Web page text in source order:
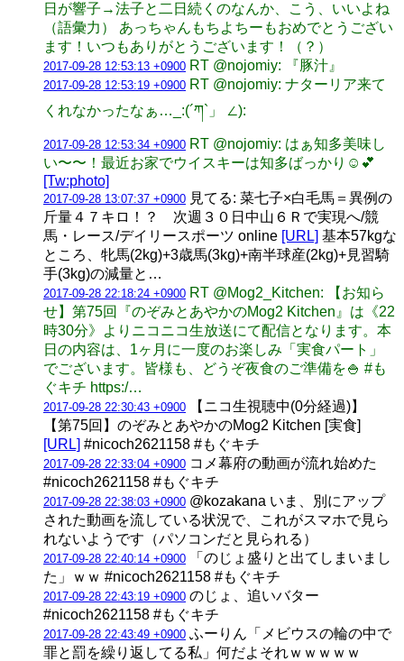
日が響子→法子と二日続くのなんか、こう、いいよね
（語彙力） あっちゃんもちよちーもおめでとうござい
ます！いつもありがとうございます！（？）
2017-09-28 12:53:13 +0900 RT @nojomiy: 『豚汁』
2017-09-28 12:53:19 +0900 RT @nojomiy: ナターリア来て
くれなかったなぁ…_:(´ཀ`」 ∠):
2017-09-28 12:53:34 +0900 RT @nojomiy: はぁ知多美味し
い〜〜！最近お家でウイスキーは知多ばっかり☺️💕
[Tw:photo]
2017-09-28 13:07:37 +0900 見てる: 菜七子×白毛馬＝異例の
斤量４７キロ！？ 次週３０日中山６Ｒで実現へ/競
馬・レース/デイリースポーツ online [URL] 基本57kgな
ところ、牝馬(2kg)+3歳馬(3kg)+南半球産(2kg)+見習騎
手(3kg)の減量と…
2017-09-28 22:18:24 +0900 RT @Mog2_Kitchen: 【お知ら
せ】第75回『のぞみとあやかのMog2 Kitchen』は《22
時30分》よりニコニコ生放送にて配信となります。本
日の内容は、1ヶ月に一度のお楽しみ「実食パート」
でございます。皆様も、どうぞ夜食のご準備を🍚 #も
ぐキチ https:/…
2017-09-28 22:30:43 +0900 【ニコ生視聴中(0分経過)】
【第75回】のぞみとあやかのMog2 Kitchen [実食]
[URL] #nicoch2621158 #もぐキチ
2017-09-28 22:33:04 +0900 コメ幕府の動画が流れ始めた
#nicoch2621158 #もぐキチ
2017-09-28 22:38:03 +0900 @kozakana いま、別にアップ
された動画を流している状況で、これがスマホで見ら
れないようです（パソコンだと見られる）
2017-09-28 22:40:14 +0900 「のじょ盛りと出てしまいまし
た」ｗｗ #nicoch2621158 #もぐキチ
2017-09-28 22:43:19 +0900 のじょ、追いバター
#nicoch2621158 #もぐキチ
2017-09-28 22:43:49 +0900 ふーりん「メビウスの輪の中で
罪と罰を繰り返してる私」何だよそれｗｗｗｗｗ